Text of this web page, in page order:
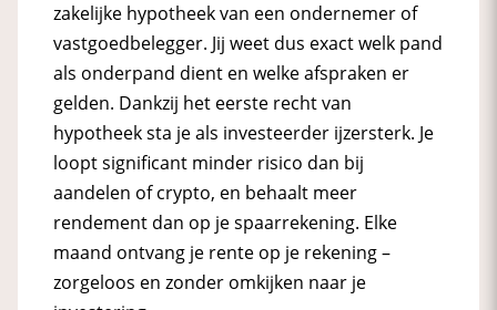
zakelijke hypotheek van een ondernemer of
vastgoedbelegger. Jij weet dus exact welk pand
als onderpand dient en welke afspraken er
gelden. Dankzij het eerste recht van
hypotheek sta je als investeerder ijzersterk. Je
loopt significant minder risico dan bij
aandelen of crypto, en behaalt meer
rendement dan op je spaarrekening. Elke
maand ontvang je rente op je rekening –
zorgeloos en zonder omkijken naar je